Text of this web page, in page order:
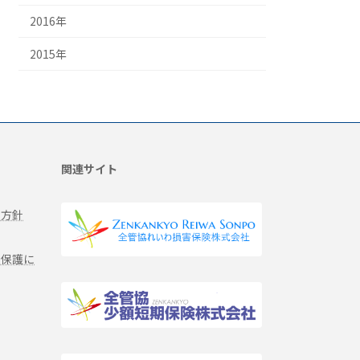
2016年
2015年
針
護に
関連サイト